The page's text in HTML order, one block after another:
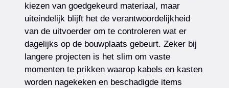
kiezen van goedgekeurd materiaal, maar
uiteindelijk blijft het de verantwoordelijkheid
van de uitvoerder om te controleren wat er
dagelijks op de bouwplaats gebeurt. Zeker bij
langere projecten is het slim om vaste
momenten te prikken waarop kabels en kasten
worden nagekeken en beschadigde items